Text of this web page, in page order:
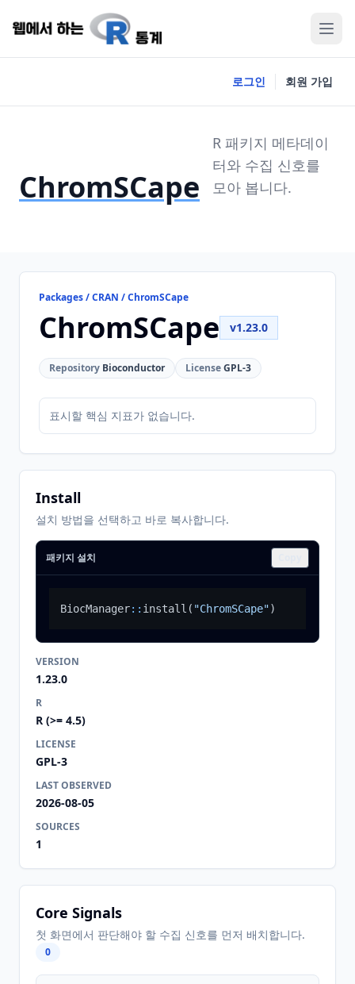
로그인 회원 가입
ChromSCape
R 패키지 메타데이
터와 수집 신호를
모아 봅니다.
Packages / CRAN / ChromSCape
ChromSCape v1.23.0
Repository Bioconductor LicenseGPL-3
표시할 핵심 지표가 없습니다.
Install
설치 방법을 선택하고 바로 복사합니다.
패키지 설치
BiocManager:: install ( "ChromSCape")
VERSION
1.23.0
R
R (>= 4.5)
LICENSE
GPL-3
LAST OBSERVED
2026-08-05
SOURCES
1
Core Signals
첫 화면에서 판단해야 할 수집 신호를 먼저 배치합니다.
0